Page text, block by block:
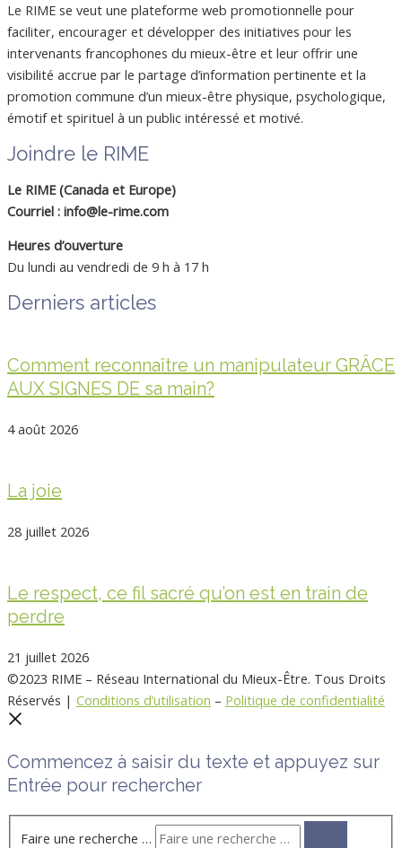
Le RIME se veut une plateforme web promotionnelle pour
faciliter, encourager et développer des initiatives pour les
intervenants francophones du mieux-être et leur offrir une
visibilité accrue par le partage d’information pertinente et la
promotion commune d’un mieux-être physique, psychologique,
émotif et spirituel à un public intéressé et motivé.
Joindre le RIME
Le RIME (Canada et Europe)
Courriel : info@le-rime.com
Heures d’ouverture
Du lundi au vendredi de 9 h à 17 h
Derniers articles
Comment reconnaître un manipulateur GRÂCE
AUX SIGNES DE sa main?
4 août 2026
La joie
28 juillet 2026
Le respect, ce fil sacré qu’on est en train de
perdre
21 juillet 2026
©2023 RIME – Réseau International du Mieux-Être. Tous Droits
Réservés | Conditions d’utilisation – Politique de confidentialité
Commencez à saisir du texte et appuyez sur
Entrée pour rechercher
Faire une recherche …